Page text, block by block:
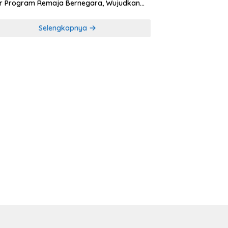
Program Remaja Bernegara, Wujudkan
Selengkapnya